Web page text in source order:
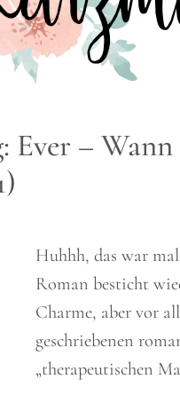
Ever –
Huhhh, das war
Roman besticht
Charme, aber vor
geschriebenen
„therapeutischen